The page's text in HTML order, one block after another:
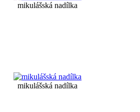
mikulášská nadílka
mikulášská nadílka